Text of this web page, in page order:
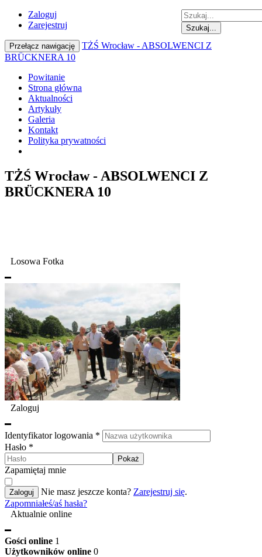
Szukaj...
Zaloguj
Zarejestruj
Przełącz nawigację
TŻŚ Wrocław - ABSOLWENCI Z
BRÜCKNERA 10
Powitanie
Strona główna
Aktualności
Artykuły
Galeria
Kontakt
Polityka prywatności
TŻŚ Wrocław - ABSOLWENCI Z
BRÜCKNERA 10
Losowa Fotka
Zaloguj
Identyfikator logowania *
Hasło *
Pokaż
Zapamiętaj mnie
Zaloguj Nie masz jeszcze konta? Zarejestruj się.
Zapomniałeś/aś hasła?
Aktualnie online
Gości online 1
Użytkowników online 0